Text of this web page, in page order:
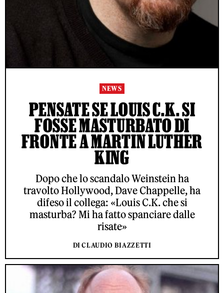
NEWS
PENSATE SE LOUIS C.K. SI
FOSSE MASTURBATO DI
FRONTE A MARTIN LUTHER
KING
Dopo che lo scandalo Weinstein ha
travolto Hollywood, Dave Chappelle, ha
difeso il collega: «Louis C.K. che si
masturba? Mi ha fatto spanciare dalle
risate»
DI CLAUDIO BIAZZETTI